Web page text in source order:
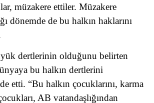
müzakere ettiler. Müzakere
dönemde de bu halkın haklarını
dertlerinin olduğunu belirten
bu halkın dertlerini
etti. “Bu halkın çocuklarını, karma
AB vatandaşlığından